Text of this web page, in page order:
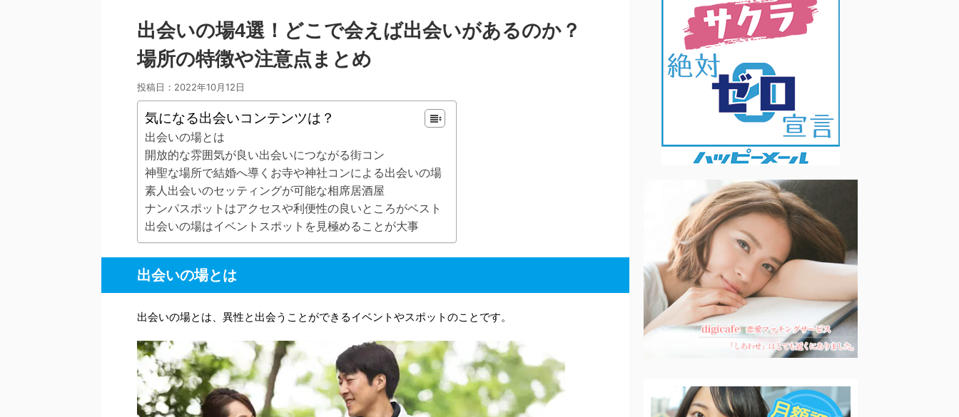
出会いの場4選！どこで会えば出会いがあるのか？
場所の特徴や注意点まとめ
投稿日： 2022年10月12日
気になる出会いコンテンツは？
出会いの場とは
開放的な雰囲気が良い出会いにつながる街コン
神聖な場所で結婚へ導くお寺や神社コンによる出会いの場
素人出会いのセッティングが可能な相席居酒屋
ナンパスポットはアクセスや利便性の良いところがベスト
出会いの場はイベントスポットを見極めることが大事
出会いの場とは
出会いの場とは、異性と出会うことができるイベントやスポットのことです。